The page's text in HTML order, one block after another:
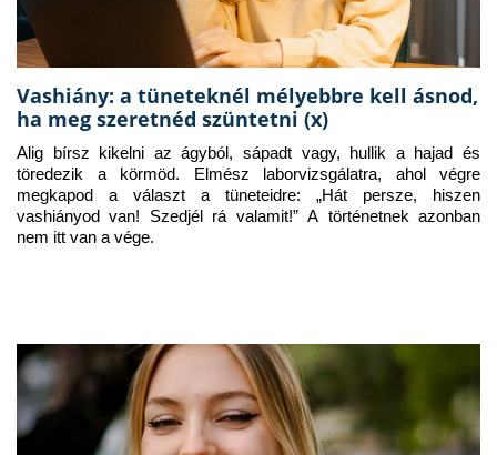
Vashiány: a tüneteknél mélyebbre kell ásnod,
ha meg szeretnéd szüntetni (x)
Alig bírsz kikelni az ágyból, sápadt vagy, hullik a hajad és
töredezik a körmöd. Elmész laborvizsgálatra, ahol végre
megkapod a választ a tüneteidre: „Hát persze, hiszen
vashiányod van! Szedjél rá valamit!” A történetnek azonban
nem itt van a vége.